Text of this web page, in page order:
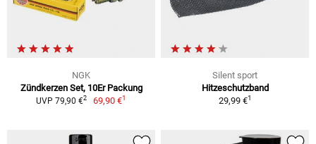
NGK
Zündkerzen Set, 10Er Packung
UVP 79,90 €2 69,90 €1
Silent sport
Hitzeschutzband
29,99 €1